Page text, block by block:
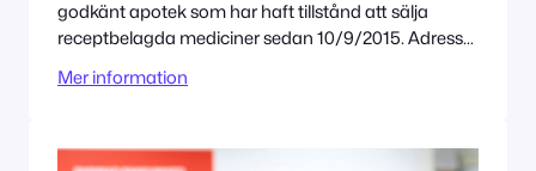
godkänt apotek som har haft tillstånd att sälja
receptbelagda mediciner sedan 10/9/2015. Adress
av Kronans Apotek AB
Mer information